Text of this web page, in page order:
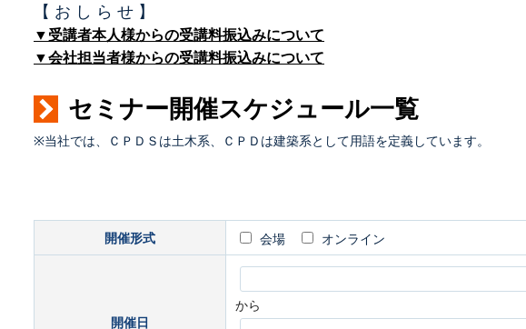
【 お し ら せ 】
▼受講者本人様からの受講料振込みについて
▼会社担当者様からの受講料振込みについて
セミナー開催スケジュール一覧
※当社では、ＣＰＤＳは土木系、ＣＰＤは建築系として用語を定義しています。
開催形式 会場 オンライン
開催日
から